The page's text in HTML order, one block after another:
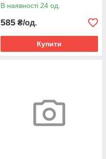
В наявності 24 од.
585 ₴/од.
Купити